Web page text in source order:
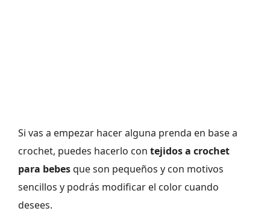
Si vas a empezar hacer alguna prenda en base a
crochet, puedes hacerlo con tejidos a crochet
para bebesque son pequeños y con motivos
sencillos y podrás modificar el color cuando
desees.